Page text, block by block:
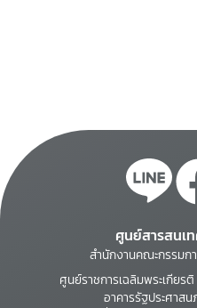
ศูนย์สารสนเ
สำนักงานคณะกรรมก
ศูนย์ราชการเฉลิมพระเกีย
อาคารรัฐประศาส